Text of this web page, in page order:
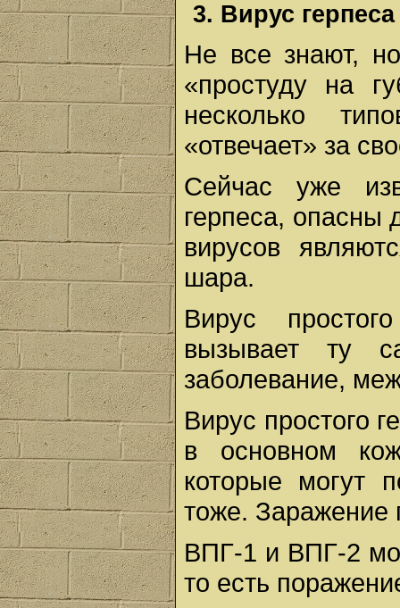
3. Вирус
Не все знают,
«простуду на
несколько
«отвечает» за
Сейчас уже
герпеса, опасны
вирусов
шара.
Вирус
вызывает ту
заболевание,
Вирус простого
в основном
которые могут
тоже. Заражение
ВПГ-1 и ВПГ-2
то есть